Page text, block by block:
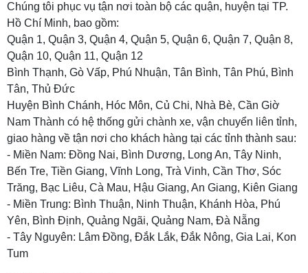
Chúng tôi phục vụ tận nơi toàn bộ các quận, huyện tại TP.
Hồ Chí Minh, bao gồm:
Quận 1, Quận 3, Quận 4, Quận 5, Quận 6, Quận 7, Quận 8,
Quận 10, Quận 11, Quận 12
Bình Thạnh, Gò Vấp, Phú Nhuận, Tân Bình, Tân Phú, Bình
Tân, Thủ Đức
Huyện Bình Chánh, Hóc Môn, Củ Chi, Nhà Bè, Cần Giờ
Nam Thành có hệ thống gửi chành xe, vận chuyển liên tỉnh,
giao hàng về tận nơi cho khách hàng tại các tỉnh thành sau:
- Miền Nam: Đồng Nai, Bình Dương, Long An, Tây Ninh,
Bến Tre, Tiền Giang, Vĩnh Long, Trà Vinh, Cần Thơ, Sóc
Trăng, Bạc Liêu, Cà Mau, Hậu Giang, An Giang, Kiên Giang
- Miền Trung: Bình Thuận, Ninh Thuận, Khánh Hòa, Phú
Yên, Bình Định, Quảng Ngãi, Quảng Nam, Đà Nẵng
- Tây Nguyên: Lâm Đồng, Đắk Lắk, Đắk Nông, Gia Lai, Kon
Tum